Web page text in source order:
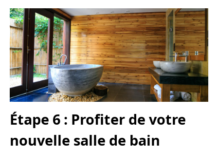
Étape 6 : Profiter de votre
nouvelle salle de bain